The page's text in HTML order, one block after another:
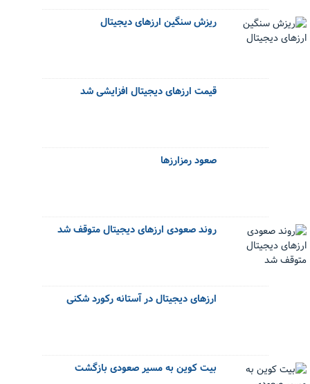
ریزش سنگین ارزهای دیجیتال
قیمت ارزهای دیجیتال افزایشی شد
صعود رمزارزها
روند صعودی ارزهای دیجیتال متوقف شد
ارزهای دیجیتال در آستانه رکورد شکنی
بیت کوین به مسیر صعودی بازگشت